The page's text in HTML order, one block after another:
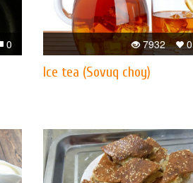
0 0
7932
Ice tea (Sovuq choy)